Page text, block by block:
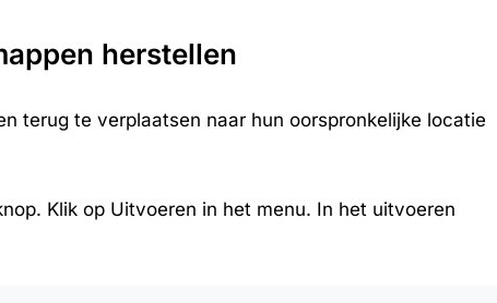
herstellen
terug te verplaatsen naar hun oorspronkelijke locatie
Klik op Uitvoeren in het menu. In het uitvoeren